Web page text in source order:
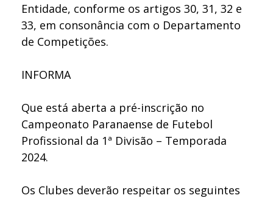
Entidade, conforme os artigos 30, 31, 32 e
33, em consonância com o Departamento
de Competições.
INFORMA
Que está aberta a pré-inscrição no
Campeonato Paranaense de Futebol
Profissional da 1ª Divisão – Temporada
2024.
Os Clubes deverão respeitar os seguintes